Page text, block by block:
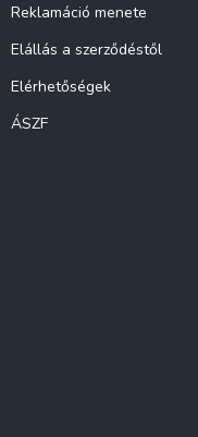
Reklamáció menete
Elállás a szerződéstől
Elérhetőségek
ÁSZF